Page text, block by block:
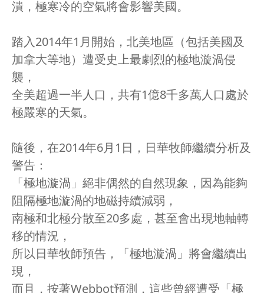
潰，極寒冷的空氣將會影響美國。
踏入2014年1月開始，北美地區（包括美國及
加拿大等地）遭受史上最劇烈的極地漩渦侵
襲，
全美超過一半人口，共有1億8千多萬人口處於
極嚴寒的天氣。
隨後，在2014年6月1日，日華牧師繼續分析及
警告：
「極地漩渦」絕非偶然的自然現象，因為能夠
阻隔極地漩渦的地磁持續減弱，
南極和北極分散至20多處，甚至會出現地軸轉
移的情況，
所以日華牧師預告，「極地漩渦」將會繼續出
現，
而且，按著Webbot預測，這些曾經遭受「極